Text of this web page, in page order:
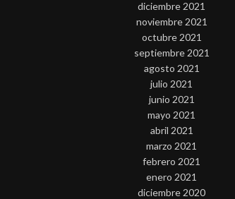
diciembre 2021
noviembre 2021
octubre 2021
septiembre 2021
agosto 2021
julio 2021
junio 2021
mayo 2021
abril 2021
marzo 2021
febrero 2021
enero 2021
diciembre 2020